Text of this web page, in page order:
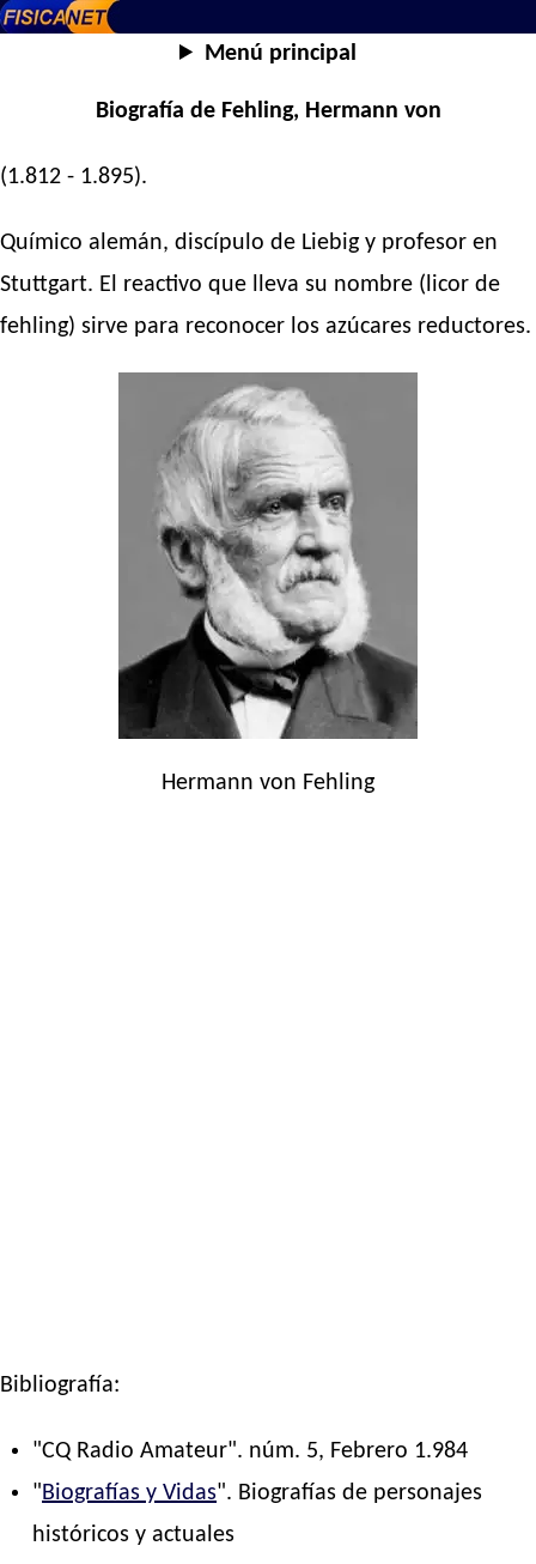
Menú principal
Biografía de Fehling, Hermann von
(1.812 - 1.895).
Químico alemán, discípulo de Liebig y profesor en
Stuttgart. El reactivo que lleva su nombre (licor de
fehling) sirve para reconocer los azúcares reductores.
Hermann von Fehling
Bibliografía:
"CQ Radio Amateur". núm. 5, Febrero 1.984
"Biografías y Vidas". Biografías de personajes
históricos y actuales